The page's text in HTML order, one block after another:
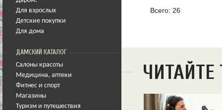
Для взрослых
Детские покупки
Для дома
ДАМСКИЙ КАТАЛОГ
Салоны красоты
Медицина, аптеки
Фитнес и спорт
Магазины
Туризм и путешествия
Всего: 26